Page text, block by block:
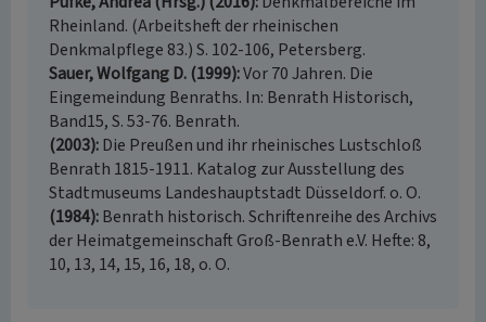
Rheinland. (Arbeitsheft der rheinischen
Denkmalpflege 83.) S. 102-106, Petersberg.
Sauer, Wolfgang D. (1999) Vor 70 Jahren. Die
Eingemeindung Benraths. In: Benrath Historisch,
Band15, S. 53-76. Benrath.
(2003) Die Preußen und ihr rheinisches Lustschloß
Benrath 1815-1911. Katalog zur Ausstellung des
Stadtmuseums Landeshauptstadt Düsseldorf. o. O.
(1984) Benrath historisch. Schriftenreihe des Archivs
der Heimatgemeinschaft Groß-Benrath e.V. Hefte: 8,
10, 13, 14, 15, 16, 18, o. O.